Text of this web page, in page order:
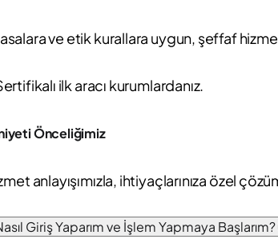
ve etik kurallara uygun, şeffaf hizmet
ilk aracı kurumlardanız.
Önceliğimiz
anlayışımızla, ihtiyaçlarınıza özel
Giriş Yaparım ve İşlem Yapmaya Başlarım?